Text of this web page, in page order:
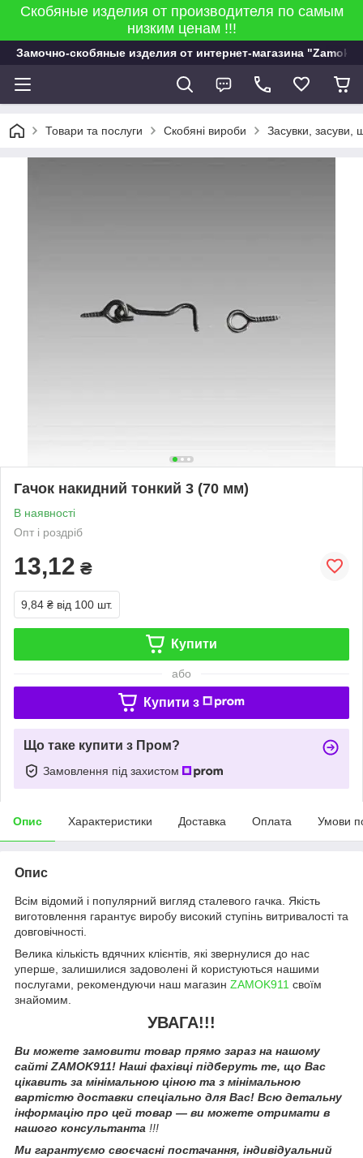
Скобяные изделия от производителя по самым
низким ценам !!!
Замочно-скобяные изделия от интернет-магазина "Zamok
Товари та послуги Скобяні вироби Засувки, засуви,
Гачок накидний тонкий 3 (70 мм)
В наявності
Опт і роздріб
13,12 ₴
9,84 ₴ від 100 шт.
Купити
або
Купити з
Що таке купити з Пром?
Замовлення під захистом
Опис Характеристики Доставка Оплата Умови
Опис
Всім відомий і популярний вигляд сталевого гачка. Якість
виготовлення гарантує виробу високий ступінь витривалості та
довговічності.
Велика кількість вдячних клієнтів, які звернулися до нас
уперше, залишилися задоволені й користуються нашими
послугами, рекомендуючи наш магазин ZAMOK911 своїм
знайомим.
УВАГА!!!
Ви можете замовити товар прямо зараз на нашому
сайті ZAMOK911! Наші фахівці підберуть те, що Вас
цікавить за мінімальною ціною та з мінімальною
вартістю доставки спеціально для Вас! Всю детальну
інформацію про цей товар — ви можете отримати в
нашого консультанта !!!
Ми гарантуємо своєчасні постачання, індивідуальний